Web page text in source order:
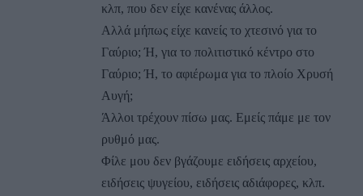
κλπ, που δεν είχε κανένας άλλος.
Αλλά μήπως είχε κανείς το χτεσινό για το
Γαύριο; Ή, για το πολιτιστικό κέντρο στο
Γαύριο; Ή, το αφιέρωμα για το πλοίο Χρυσή
Αυγή;
Άλλοι τρέχουν πίσω μας. Εμείς πάμε με τον
ρυθμό μας.
Φίλε μου δεν βγάζουμε ειδήσεις αρχείου,
ειδήσεις ψυγείου, ειδήσεις αδιάφορες, κλπ.